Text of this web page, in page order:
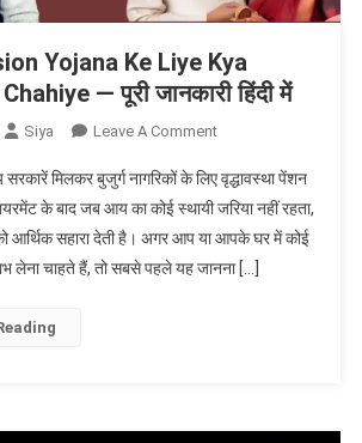
Yojana Ke Liye Kya
— पूरी जानकारी हिंदी में
Siya Leave A CommentOn
Pension
Yojana
Ke
Liye
जानकारी
मिलकर बुजुर्ग नागरिकों के लिए वृद्धावस्था पेंशन
के बाद जब आय का कोई स्थायी जरिया नहीं रहता,
आर्थिक सहारा देती है। अगर आप या आपके घर में कोई
लेना चाहते हैं, तो सबसे पहले यह जानना […]